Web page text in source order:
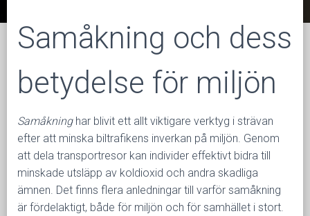
Samåkning och dess
betydelse för miljön
Samåkninghar blivit ett allt viktigare verktyg i strävan
efter att minska biltrafikens inverkan på miljön. Genom
att dela transportresor kan individer effektivt bidra till
minskade utsläpp av koldioxid och andra skadliga
ämnen. Det finns flera anledningar till varför samåkning
är fördelaktigt, både för miljön och för samhället i stort.